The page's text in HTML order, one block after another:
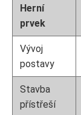
Herní
prvek
Vývoj
postavy
Stavba
přístřeší